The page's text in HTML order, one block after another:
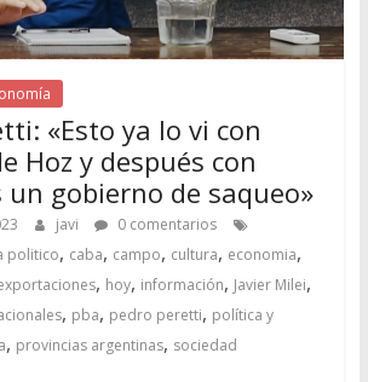
«Esto ya lo vi con
Hoz y después con
un gobierno de saqueo»
javi
0 comentarios
politico, caba, campo, cultura, economia,
, hoy, información, Javier Milei,
, pba, pedro peretti, política y
, provincias argentinas, sociedad